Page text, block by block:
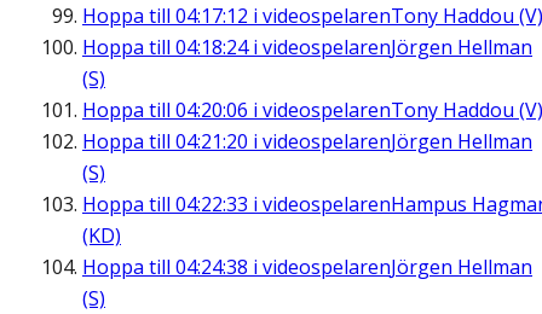
Hoppa till 04:17:12 i videospelarenTony Haddou (V)
Hoppa till 04:18:24i videospelarenJörgen Hellman
(S)
Hoppa till 04:20:06 i videospelarenTony Haddou (V)
Hoppa till 04:21:20 i videospelarenJörgen Hellman
(S)
Hoppa till 04:22:33 i videospelarenHampus
(KD)
Hoppa till 04:24:38 i videospelarenJörgen Hellman
(S)